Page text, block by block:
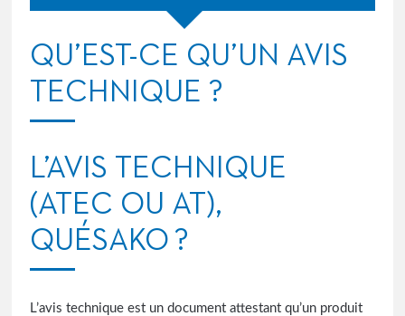
QU’EST-CE QU’UN AVIS
TECHNIQUE ?
L’AVIS TECHNIQUE
(ATEC OU AT),
QUÉSAKO ?
L’avis technique est un document attestant qu’un produit